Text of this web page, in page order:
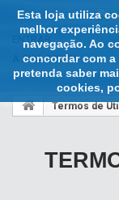
Esta loja utiliza
melhor
navegação. Ao
concordar com
pretenda saber
cookies,
ENTRAR
A SUA CONTA
Termos de